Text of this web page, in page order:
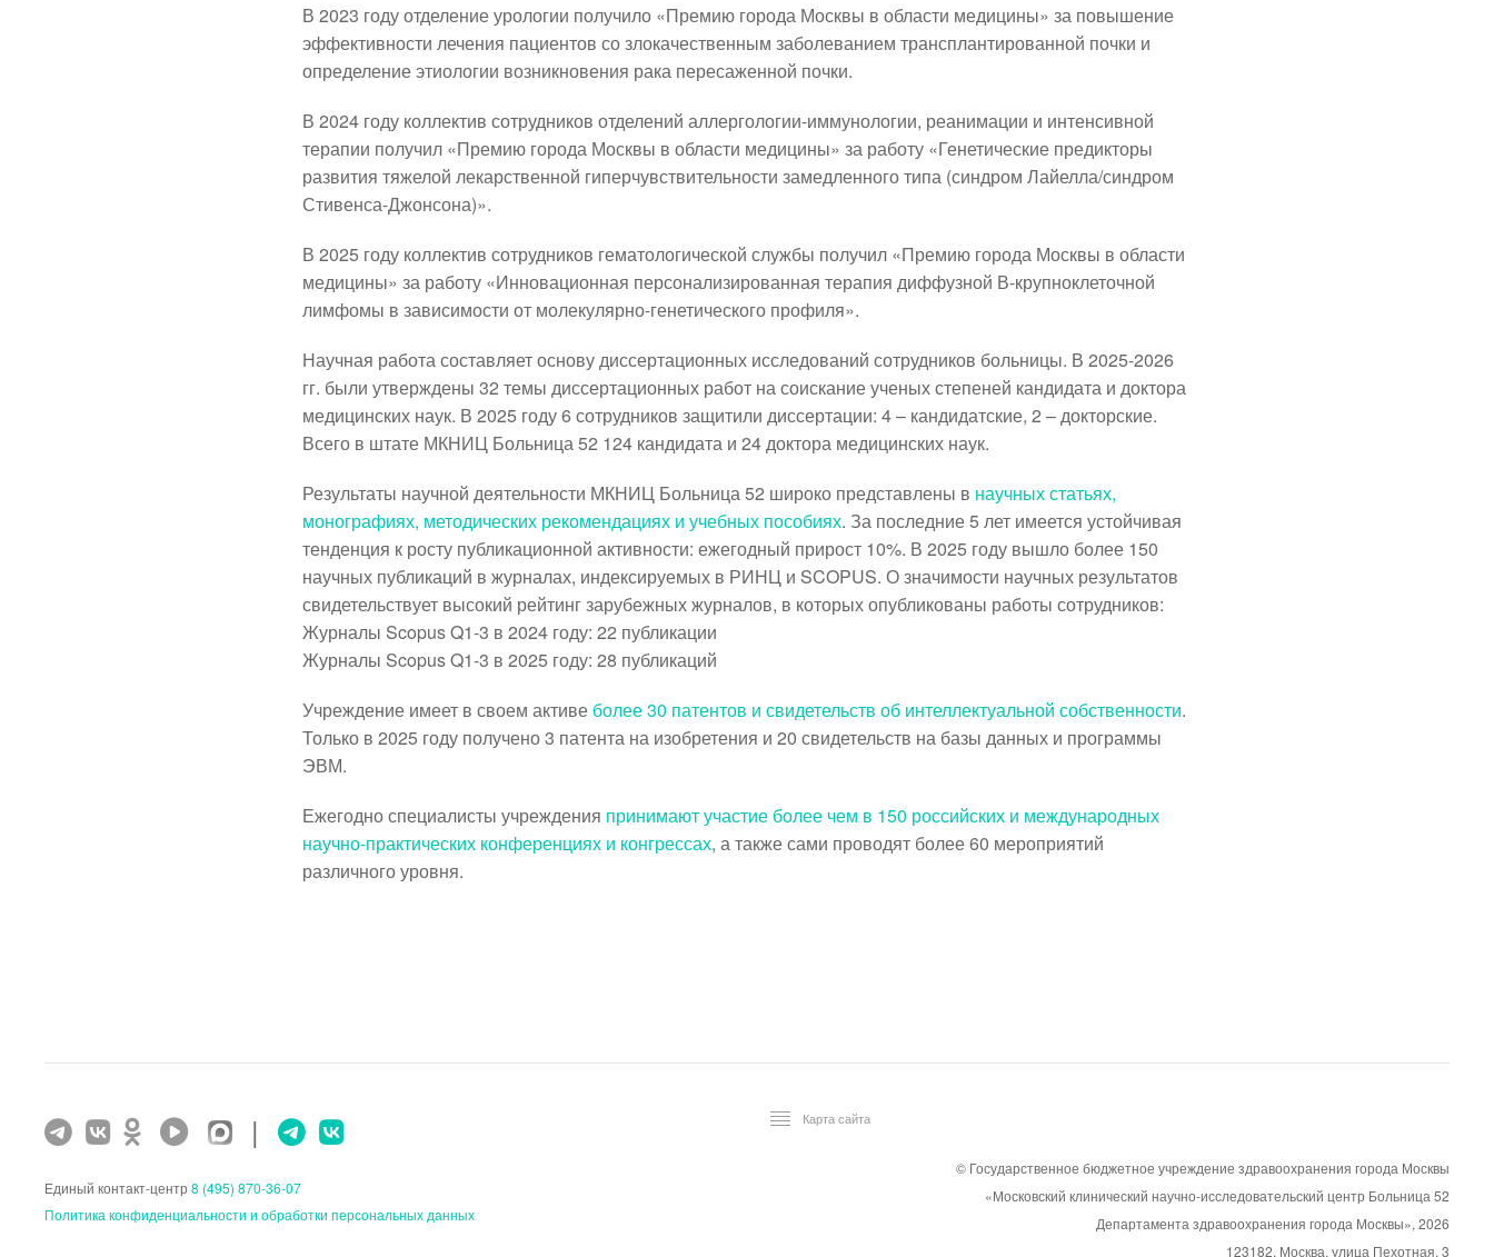
В 2023 году отделение урологии получило «Премию города Москвы в области медицины» за повышение
эффективности лечения пациентов со злокачественным заболеванием трансплантированной почки и
определение этиологии возникновения рака пересаженной почки.
В 2024 году коллектив сотрудников отделений аллергологии-иммунологии, реанимации и интенсивной
терапии получил «Премию города Москвы в области медицины» за работу «Генетические предикторы
развития тяжелой лекарственной гиперчувствительности замедленного типа (синдром Лайелла/синдром
Стивенса-Джонсона)».
В 2025 году коллектив сотрудников гематологической службы получил «Премию города Москвы в области
медицины» за работу «Инновационная персонализированная терапия диффузной В-крупноклеточной
лимфомы в зависимости от молекулярно-генетического профиля».
Научная работа составляет основу диссертационных исследований сотрудников больницы. В 2025-2026
гг. были утверждены 32 темы диссертационных работ на соискание ученых степеней кандидата и доктора
медицинских наук. В 2025 году 6 сотрудников защитили диссертации: 4 – кандидатские, 2 – докторские.
Всего в штате МКНИЦ Больница 52 124 кандидата и 24 доктора медицинских наук.
Результаты научной деятельности МКНИЦ Больница 52 широко представлены в научных статьях,
монографиях, методических рекомендациях и учебных пособиях. За последние 5 лет имеется устойчивая
тенденция к росту публикационной активности: ежегодный прирост 10%. В 2025 году вышло более 150
научных публикаций в журналах, индексируемых в РИНЦ и SCOPUS. О значимости научных результатов
свидетельствует высокий рейтинг зарубежных журналов, в которых опубликованы работы сотрудников:
Журналы Scopus Q1-3 в 2024 году: 22 публикации
Журналы Scopus Q1-3 в 2025 году: 28 публикаций
Учреждение имеет в своем активе более 30 патентов и свидетельств об интеллектуальной собственности.
Только в 2025 году получено 3 патента на изобретения и 20 свидетельств на базы данных и программы
ЭВМ.
Ежегодно специалисты учреждения принимают участие более чем в 150 российских и международных
научно-практических конференциях и конгрессах, а также сами проводят более 60 мероприятий
различного уровня.
|
Единый контакт-центр 8 (495) 870-36-07
Политика конфиденциальности и обработки персональных данных
Карта сайта
© Государственное бюджетное учреждение здравоохранения города Москвы
«Московский клинический научно-исследовательский центр Больница 52
Департамента здравоохранения города Москвы», 2026
123182, Москва, улица Пехотная, 3